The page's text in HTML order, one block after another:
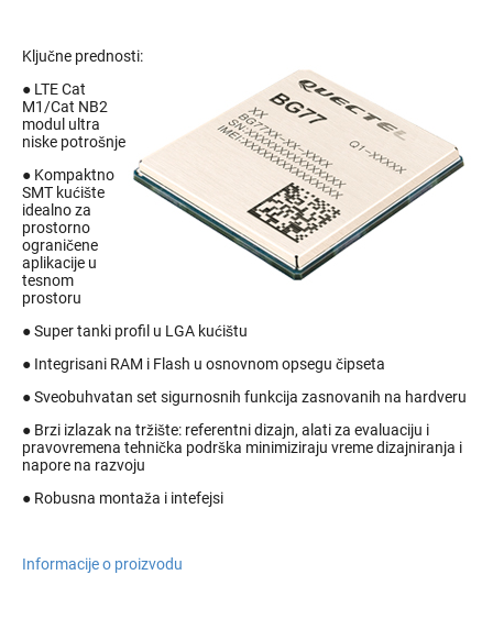
Ključne prednosti:
● LTE Cat
M1/Cat NB2
modul ultra
niske potrošnje
● Kompaktno
SMT kućište
idealno za
prostorno
ograničene
aplikacije u
tesnom
prostoru
● Super tanki profil u LGA kućištu
● Integrisani RAM i Flash u osnovnom opsegu čipseta
● Sveobuhvatan set sigurnosnih funkcija zasnovanih na hardveru
● Brzi izlazak na tržište: referentni dizajn, alati za evaluaciju i
pravovremena tehnička podrška minimiziraju vreme dizajniranja i
napore na razvoju
● Robusna montaža i intefejsi
Informacije o proizvodu